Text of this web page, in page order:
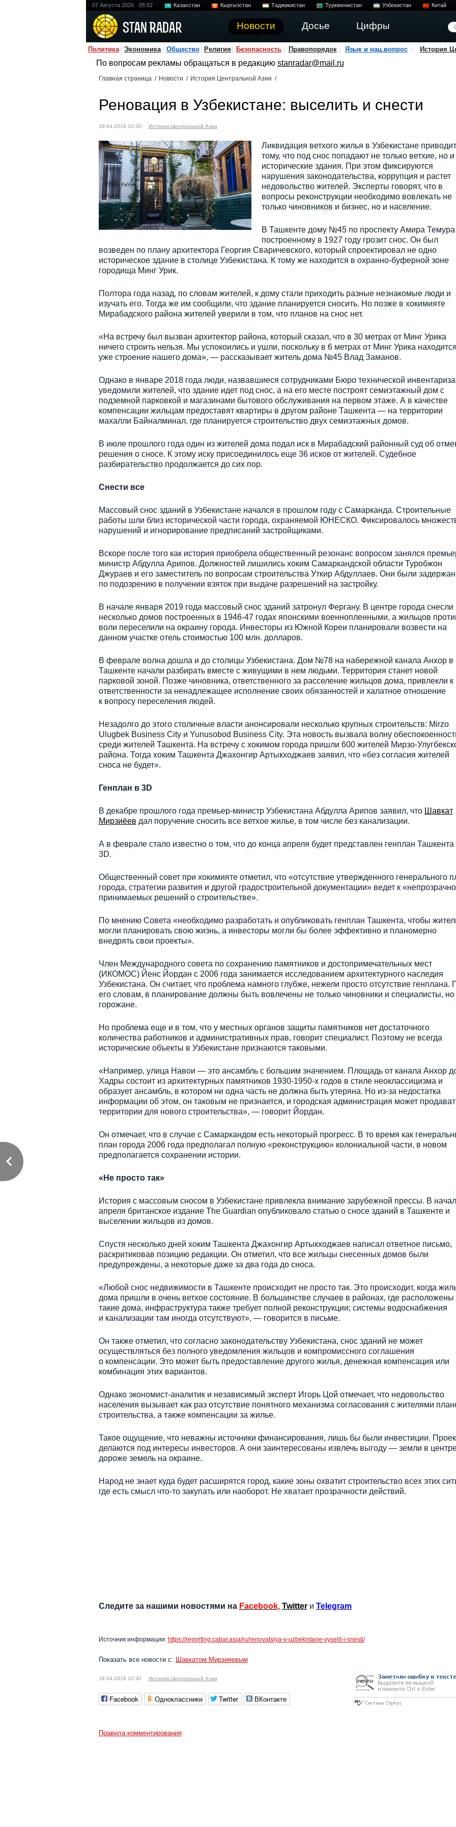
07 Августа 2026 05:52 Казахстан Кыргызстан Таджикистан Туркменистан Узбекистан Китай
Новости Досье Цифры
Политика Экономика Общество Религия Безопасность Правопорядок Язык и нац.вопрос История
По вопросам рекламы обращаться в редакцию stanradar@mail.ru
Главная страница / Новости / История Центральной Азии /
Реновация в Узбекистане: выселить и снести
18.04.2019 10:30 История Центральной Азии
Ликвидация ветхого жилья в Узбекистане
тому, что под снос попадают не только ветхие, но и
исторические здания. При этом фиксируются
нарушения законодательства, коррупция и растет
недовольство жителей. Эксперты говорят, что в
вопросы реконструкции необходимо вовлекать не
только чиновников и бизнес, но и население.
В Ташкенте дому №45 по проспекту Амира Темура
построенному в 1927 году грозит снос. Он был
возведен по плану архитектора Георгия Сваричевского, который спроектировал не одно
историческое здание в столице Узбекистана. К тому же находится в охранно-буферной зоне
городища Минг Урик.
Полтора года назад, по словам жителей, к дому стали приходить разные незнакомые люди и
изучать его. Тогда же им сообщили, что здание планируется сносить. Но позже в хокимияте
Мирабадского района жителей уверили в том, что планов на снос нет.
«На встречу был вызван архитектор района, который сказал, что в 30 метрах от Минг Урика
ничего строить нельзя. Мы успокоились и ушли, поскольку в 6 метрах от Минг Урика находится
уже строение нашего дома», — рассказывает житель дома №45 Влад Заманов.
Однако в январе 2018 года люди, назвавшиеся сотрудниками Бюро технической
уведомили жителей, что здание идет под снос, а на его месте построят семиэтажный дом с
подземной парковкой и магазинами бытового обслуживания на первом этаже. А в качестве
компенсации жильцам предоставят квартиры в другом районе Ташкента — на территории
махалли Байналминал, где планируется строительство двух семиэтажных домов.
В июле прошлого года один из жителей дома подал иск в Мирабадский районный суд об
решения о сносе. К этому иску присоединилось еще 36 исков от жителей. Судебное
разбирательство продолжается до сих пор.
Снести все
Массовый снос зданий в Узбекистане начался в прошлом году с Самарканда. Строительные
работы шли близ исторической части города, охраняемой ЮНЕСКО. Фиксировалось
нарушений и игнорирование предписаний застройщиками.
Вскоре после того как история приобрела общественный резонанс вопросом занялся
министр Абдулла Арипов. Должностей лишились хоким Самаркандской области Туробжон
Джураев и его заместитель по вопросам строительства Уткир Абдуллаев. Они были
по подозрению в получении взяток при выдаче разрешений на застройку.
В начале января 2019 года массовый снос зданий затронул Фергану. В центре города снесли
несколько домов построенных в 1946-47 годах японскими военнопленными, а жильцов
воли переселили на окраину города. Инвесторы из Южной Кореи планировали возвести на
данном участке отель стоимостью 100 млн. долларов.
В феврале волна дошла и до столицы Узбекистана. Дом №78 на набережной канала Анхор в
Ташкенте начали разбирать вместе с живущими в нем людьми. Территория станет новой
парковой зоной. Позже чиновника, ответственного за расселение жильцов дома, привлекли к
ответственности за ненадлежащее исполнение своих обязанностей и халатное отношение
к вопросу переселения людей.
Незадолго до этого столичные власти анонсировали несколько крупных строительств: Mirzo
Ulugbek Business City и Yunusobod Business City. Эта новость вызвала волну
среди жителей Ташкента. На встречу с хокимом города пришли 600 жителей Мирзо-
района. Тогда хоким Ташкента Джахонгир Артыкходжаев заявил, что «без согласия жителей
сноса не будет».
Генплан в 3D
В декабре прошлого года премьер-министр Узбекистана Абдулла Арипов заявил, что Шавкат
Мирзиёев дал поручение сносить все ветхое жилье, в том числе без канализации.
А в феврале стало известно о том, что до конца апреля будет представлен генплан Ташкента
3D.
Общественный совет при хокимияте отметил, что «отсутствие утвержденного генерального
города, стратегии развития и другой градостроительной документации» ведет к
принимаемых решений о строительстве».
По мнению Совета «необходимо разработать и опубликовать генплан Ташкента, чтобы
могли планировать свою жизнь, а инвесторы могли бы более эффективно и планомерно
внедрять свои проекты».
Член Международного совета по сохранению памятников и достопримечательных мест
(ИКОМОС) Йенс Йордан с 2006 года занимается исследованием архитектурного наследия
Узбекистана. Он считает, что проблема намного глубже, нежели просто отсутствие генплана.
его словам, в планирование должны быть вовлечены не только чиновники и специалисты, но
горожане.
Но проблема еще и в том, что у местных органов защиты памятников нет достаточного
количества работников и административных прав, говорит специалист. Поэтому не всегда
исторические объекты в Узбекистане признаются таковыми.
«Например, улица Навои — это ансамбль с большим значением. Площадь от канала Анхор
Хадры состоит из архитектурных памятников 1930-1950-х годов в стиле неоклассицизма и
образует ансамбль, в котором ни одна часть не должна быть утеряна. Но из-за недостатка
информации об этом, он таковым не признается, и городская администрация может
территории для нового строительства», — говорит Йордан.
Он отмечает, что в случае с Самаркандом есть некоторый прогресс. В то время как
план города 2006 года предполагал полную «реконструкцию» колониальной части, в новом
предполагается сохранении истории.
«Не просто так»
История с массовым сносом в Узбекистане привлекла внимание зарубежной прессы. В
апреля британское издание The Guardian опубликовало статью о сносе зданий в Ташкенте и
выселении жильцов из домов.
Спустя несколько дней хоким Ташкента Джахонгир Артыкходжаев написал ответное письмо,
раскритиковав позицию редакции. Он отметил, что все жильцы снесенных домов были
предупреждены, а некоторые даже за два года до сноса.
«Любой снос недвижимости в Ташкенте происходит не просто так. Это происходит, когда
дома пришли в очень ветхое состояние. В большинстве случаев в районах, где расположены
такие дома, инфраструктура также требует полной реконструкции; системы водоснабжения
и канализации там иногда отсутствуют», — говорится в письме.
Он также отметил, что согласно законодательству Узбекистана, снос зданий не может
осуществляться без полного уведомления жильцов и компромиссного соглашения
о компенсации. Это может быть предоставление другого жилья, денежная компенсация или
комбинация этих вариантов.
Однако экономист-аналитик и независимый эксперт Игорь Цой отмечает, что недовольство
населения вызывает как раз отсутствие понятного механизма согласования с жителями
строительства, а также компенсации за жилье.
Такое ощущение, что неважны источники финансирования, лишь бы были инвестиции.
делаются под интересы инвесторов. А они заинтересованы извлечь выгоду — земли в
дороже земель на окраине.
Народ не знает куда будет расширятся город, какие зоны охватит строительство всех этих
где есть смысл что-то закупать или наоборот. Не хватает прозрачности действий.
Следите за нашими новостями на Facebook, Twitter и Telegram
Источник информации: https://reporting.cabar.asia/ru/renovatsiya-v-uzbekistane-vyselit-i-snesti/
Показать все новости с: Шавкатом Мирзияевым
18.04.2019 10:30 История Центральной Азии
Facebook Одноклассники Twitter ВКонтакте
Правила комментирования